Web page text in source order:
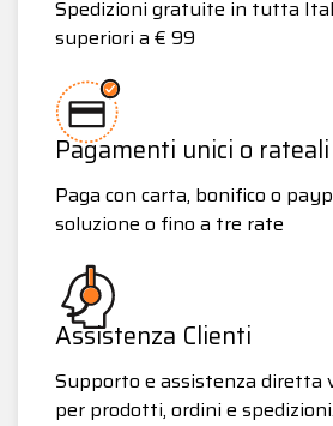
Spedizioni gratuite in tutta
superiori a € 99
Pagamenti unici o rateali
Paga con carta, bonifico o
soluzione o fino a tre rate
Assistenza Clienti
Supporto e assistenza diretta
per prodotti, ordini e spedizioni.